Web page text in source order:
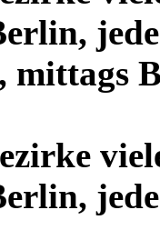
mittags